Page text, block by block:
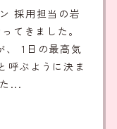
採用担当の岩
てきました。
、 1日の最高気
呼ぶように決ま
...